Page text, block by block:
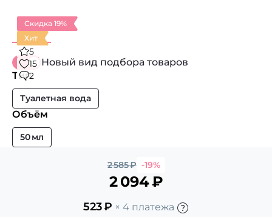
Скидка 19%
Хит
5
15
2
Новый вид подбора товаров
Тип
Туалетная вода
Объём
50 мл
2 585₽ -19%
2 094₽
523₽ × 4 платежа